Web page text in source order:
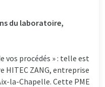
du laboratoire,
vos procédés » : telle est
HITEC ZANG, entreprise
la-Chapelle. Cette PME